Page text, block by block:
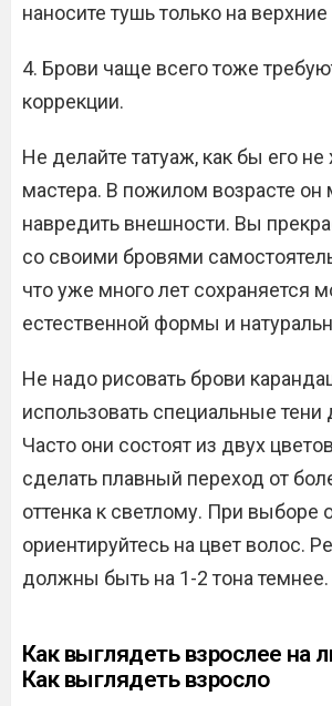
наносите тушь только на
4. Брови чаще всего тоже
коррекции.
Не делайте татуаж, как бы его не
мастера. В пожилом возрасте он
навредить внешности. Вы
со своими бровями
что уже много лет сохраняется
естественной формы и
Не надо рисовать брови
использовать специальные тени
Часто они состоят из двух
сделать плавный переход от
оттенка к светлому. При выборе
ориентируйтесь на цвет волос.
должны быть на 1-2 тона темнее.
Как выглядеть взрослее на
Как выглядеть взросло